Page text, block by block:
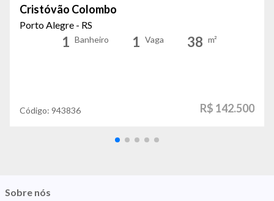
Cristóvão Colombo
Porto Alegre - RS
1 Banheiro 1 Vaga 38 m²
Código: 943836 R$ 142.500
Sobre nós